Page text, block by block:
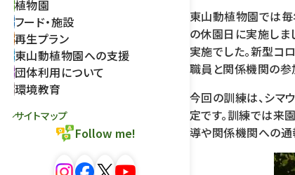
植物園
フード・施設
再生プラン
東山動植物園への支援
団体利用について
環境教育
サイトマップ
Follow me!
東山動植物園では
の休園日に実施しま
実施でした。新型コ
職員と関係機関の参
今回の訓練は、シマ
定です。訓練では来
導や関係機関への通